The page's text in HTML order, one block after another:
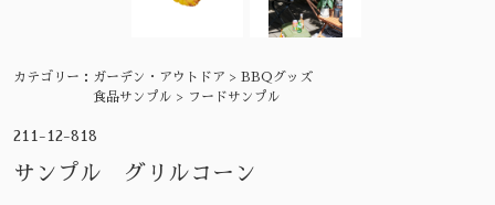
カテゴリー： ガーデン・アウトドア > BBQグッズ
食品サンプル > フードサンプル
211-12-818
サンプル グリルコーン